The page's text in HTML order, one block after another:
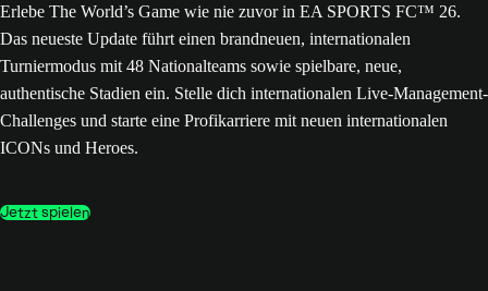
Erlebe The World’s Game wie nie zuvor in EA SPORTS FC™ 26.
Das neueste Update führt einen brandneuen, internationalen
Turniermodus mit 48 Nationalteams sowie spielbare, neue,
authentische Stadien ein. Stelle dich internationalen Live-Management-
Challenges und starte eine Profikarriere mit neuen internationalen
ICONs und Heroes.
Jetzt spielen